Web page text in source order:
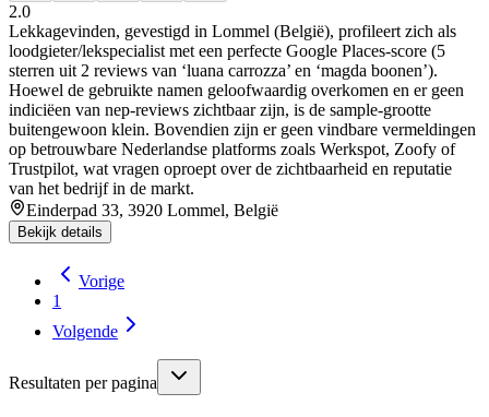
2.0
Lekkagevinden, gevestigd in Lommel (België), profileert zich als
loodgieter/lekspecialist met een perfecte Google Places‑score (5
sterren uit 2 reviews van ‘luana carrozza’ en ‘magda boonen’).
Hoewel de gebruikte namen geloofwaardig overkomen en er geen
indiciëen van nep‑reviews zichtbaar zijn, is de sample‑grootte
buitengewoon klein. Bovendien zijn er geen vindbare vermeldingen
op betrouwbare Nederlandse platforms zoals Werkspot, Zoofy of
Trustpilot, wat vragen oproept over de zichtbaarheid en reputatie
van het bedrijf in de markt.
Einderpad 33, 3920 Lommel, België
Bekijk details
Vorige
1
Volgende
Resultaten per pagina